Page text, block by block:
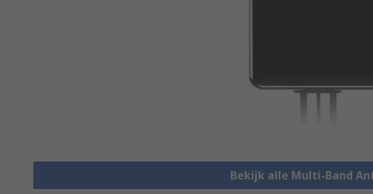
Bekijk alle Multi-Band